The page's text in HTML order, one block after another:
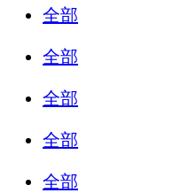
全部
全部
全部
全部
全部